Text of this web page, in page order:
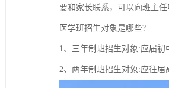
要和家长联系，可以向班主
医学班招生对象是哪些?
1、三年制班招生对象:应届
2、两年制班招生对象:应往